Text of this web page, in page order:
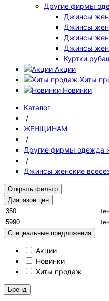
Другие фирмы
Джинсы
Джинсы
Джинсы
Джинсы
Куртки
Акции
Хиты
Новинки
Каталог
/
ЖЕНЩИНАМ
/
Другие фирмы одежда
/
Джинсы женские
Открыть фильтр
Диапазон цен
Специальные предложения
Акции
Новинки
Хиты продаж
Бренд